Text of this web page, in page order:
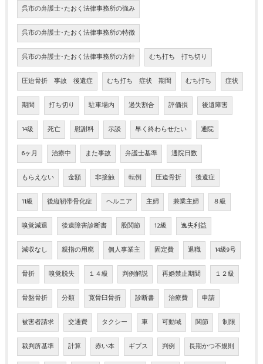
呉市の弁護士･たおく法律事務所の強み
呉市の弁護士･たおく法律事務所の特徴
呉市の弁護士･たおく法律事務所の方針 むち打ち 打ち切り
圧迫骨折 事故 後遺症 むち打ち 症状 期間 むち打ち 症状
期間 打ち切り 駐車場内 過失割合 評価損 後遺障害
14級 死亡 慰謝料 示談 早く終わらせたい 通院
6ヶ月 治療中 また事故 弁護士基準 通院日数
もらえない 金額 非接触 転倒 圧迫骨折 後遺症
11級 後縦靭帯骨化症 ヘルニア 主婦 兼業主婦 ８級
嗅覚減退 後遺障害診断書 股関節 12級 逸失利益
減収なし 親指の用廃 個人事業主 固定費 退職 14級9号
骨折 嗅覚脱失 １４級 判例解説 再婚禁止期間 １２級
骨盤骨折 分類 寛骨臼骨折 診断書 治療費 申請
被害者請求 交通費 タクシー 車 可動域 関節 制限
裁判所基準 計算 赤い本 ギプス 判例 長期かつ不規則